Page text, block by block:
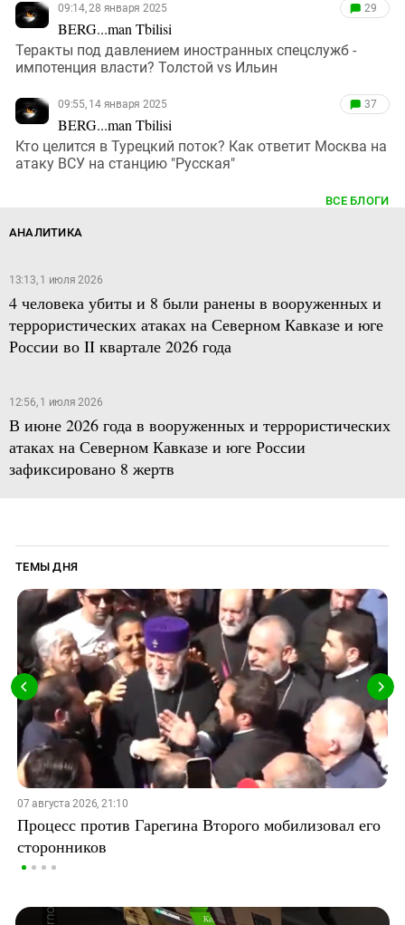
09:14, 28 января 2025
BERG...man Tbilisi
29
Теракты под давлением иностранных спецслужб -
импотенция власти? Толстой vs Ильин
09:55, 14 января 2025
BERG...man Tbilisi
37
Кто целится в Турецкий поток? Как ответит Москва на
атаку ВСУ на станцию "Русская"
ВСЕ БЛОГИ
АНАЛИТИКА
13:13, 1 июля 2026
4 человека убиты и 8 были ранены в вооруженных и
террористических атаках на Северном Кавказе и юге
России во II квартале 2026 года
12:56, 1 июля 2026
В июне 2026 года в вооруженных и террористических
атаках на Северном Кавказе и юге России
зафиксировано 8 жертв
ТЕМЫ ДНЯ
07 августа 2026, 21:10
Процесс против Гарегина Второго мобилизовал его
сторонников